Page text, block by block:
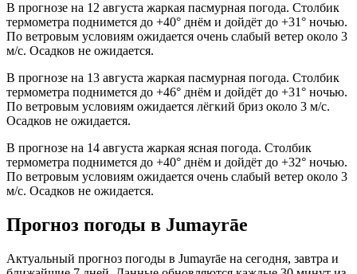
В прогнозе на 12 августа жаркая пасмурная погода. Столбик
термометра поднимется до +40° днём и дойдёт до +31° ночью.
По ветровым условиям ожидается очень слабый ветер около 3
м/с. Осадков не ожидается.
В прогнозе на 13 августа жаркая пасмурная погода. Столбик
термометра поднимется до +46° днём и дойдёт до +31° ночью.
По ветровым условиям ожидается лёгкий бриз около 3 м/с.
Осадков не ожидается.
В прогнозе на 14 августа жаркая ясная погода. Столбик
термометра поднимется до +40° днём и дойдёт до +32° ночью.
По ветровым условиям ожидается очень слабый ветер около 3
м/с. Осадков не ожидается.
Прогноз погоды в Jumayrāе
Актуальный прогноз погоды в Jumayrāе на сегодня, завтра и